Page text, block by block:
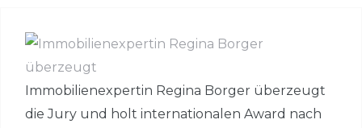
Immobilienexpertin Regina Borger überzeugt
die Jury und holt internationalen Award nach